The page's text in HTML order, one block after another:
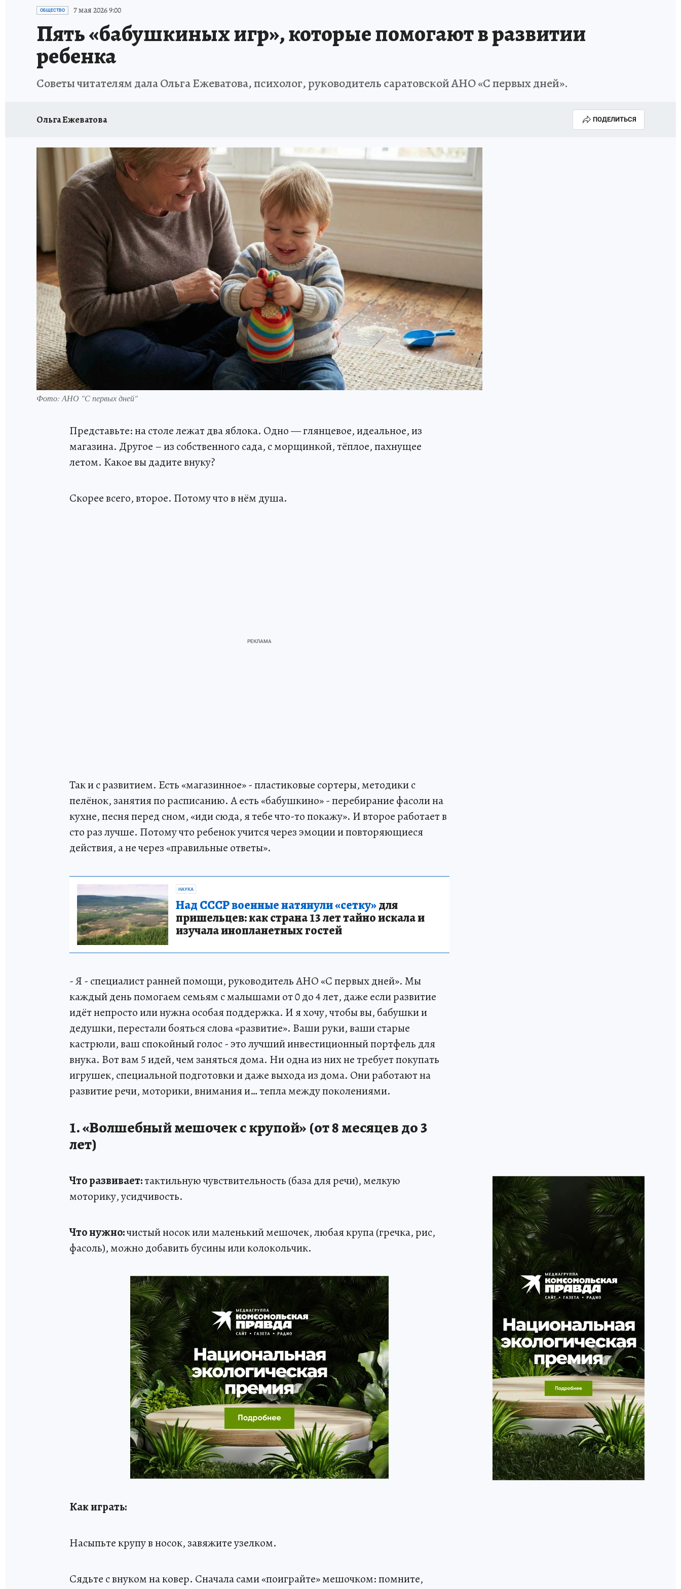
ИСПЫТАНО НА СЕБЕ
ОБЩЕСТВО 7 мая 2026 9:00
Пять «бабушкиных игр», которые помогают в развитии
ребенка
Советы читателям дала Ольга Ежеватова, психолог, руководитель саратовской АНО «С первых дней».
Ольга Ежеватова ПОДЕЛИТЬСЯ
Фото: АНО "С первых дней"
Представьте: на столе лежат два яблока. Одно — глянцевое, идеальное, из
магазина. Другое – из собственного сада, с морщинкой, тёплое, пахнущее
летом. Какое вы дадите внуку?
Скорее всего, второе. Потому что в нём душа.
Так и с развитием. Есть «магазинное» - пластиковые сортеры, методики с
пелёнок, занятия по расписанию. А есть «бабушкино» - перебирание фасоли на
кухне, песня перед сном, «иди сюда, я тебе что-то покажу». И второе работает в
сто раз лучше. Потому что ребенок учится через эмоции и повторяющиеся
действия, а не через «правильные ответы».
НАУКА
Над СССР военные натянули «сетку»для
пришельцев: как страна 13 лет тайно искала и
изучала инопланетных гостей
- Я - специалист ранней помощи, руководитель АНО «С первых дней». Мы
каждый день помогаем семьям с малышами от 0 до 4 лет, даже если развитие
идёт непросто или нужна особая поддержка. И я хочу, чтобы вы, бабушки и
дедушки, перестали бояться слова «развитие». Ваши руки, ваши старые
кастрюли, ваш спокойный голос - это лучший инвестиционный портфель для
внука. Вот вам 5 идей, чем заняться дома. Ни одна из них не требует покупать
игрушек, специальной подготовки и даже выхода из дома. Они работают на
развитие речи, моторики, внимания и… тепла между поколениями.
1. «Волшебный мешочек с крупой» (от 8 месяцев до 3
лет)
Что развивает:тактильную чувствительность (база для речи), мелкую
моторику, усидчивость.
Что нужно:чистый носок или маленький мешочек, любая крупа (гречка, рис,
фасоль), можно добавить бусины или колокольчик.
Как играть:
Насыпьте крупу в носок, завяжите узелком.
Сядьте с внуком на ковер. Сначала сами «поиграйте» мешочком: помните,